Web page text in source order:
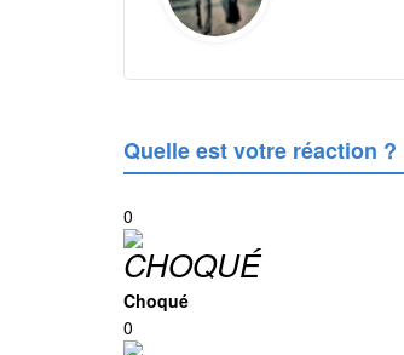
Quelle est votre réaction ?
0
Choqué
0